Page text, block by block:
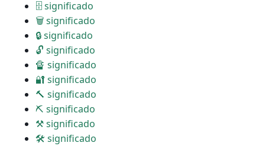
🗄 significado
🗑 significado
🔒 significado
🔓 significado
🔏 significado
🔐 significado
🔨 significado
⛏ significado
⚒ significado
🛠 significado